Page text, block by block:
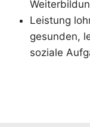
Leistung
gesunden,
soziale